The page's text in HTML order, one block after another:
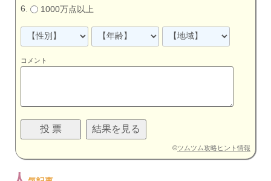
1000万点以上
コメント
©ツムツム攻略ヒント情報